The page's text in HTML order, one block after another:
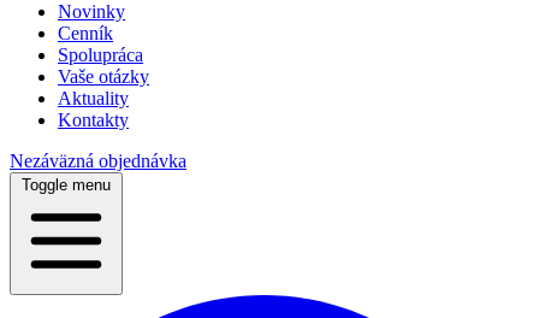
Novinky
Cenník
Spolupráca
Vaše otázky
Aktuality
Kontakty
Nezáväzná objednávka
Toggle menu